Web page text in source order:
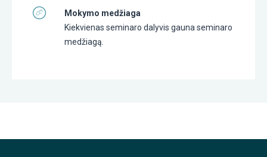
Mokymo medžiaga
Kiekvienas seminaro dalyvis gauna seminaro
medžiagą.